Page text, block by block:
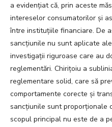
a evidențiat că, prin aceste
intereselor consumatorilor și
între instituțiile financiare. De
sancțiunile nu sunt aplicate
investigații riguroase care au
reglementări. Chirițoiu a
reglementare solid, care să
comportamente corecte și
sancțiunile sunt proporționale
scopul principal nu este de a